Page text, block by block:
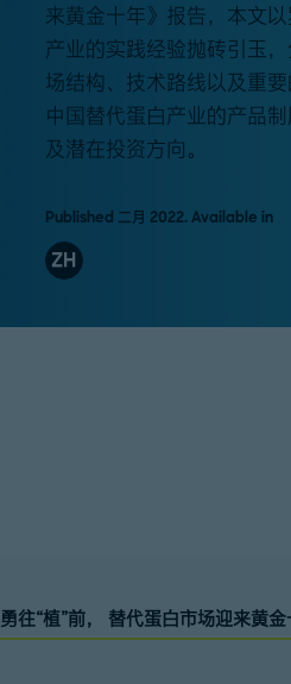
来黄金十年》报告，本文
产业的实践经验抛砖引玉
场结构、技术路线以及重
中国替代蛋白产业的产品
及潜在投资方向。
Published 二月 2022. Available in
ZH
勇往“植”前， 替代蛋白市场迎来黄